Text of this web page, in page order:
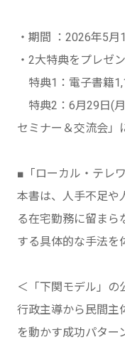
・期間 ：2026年5
・2⼤特典をプレゼン
特典1：電⼦書籍
特典2：6月29日(
セミナー＆交流会」
■「ローカル・テレ
本書は、人手不足や
る在宅勤務に留まら
する具体的な手法を
＜「下関モデル」の
行政主導から民間主
を動かす成功パター